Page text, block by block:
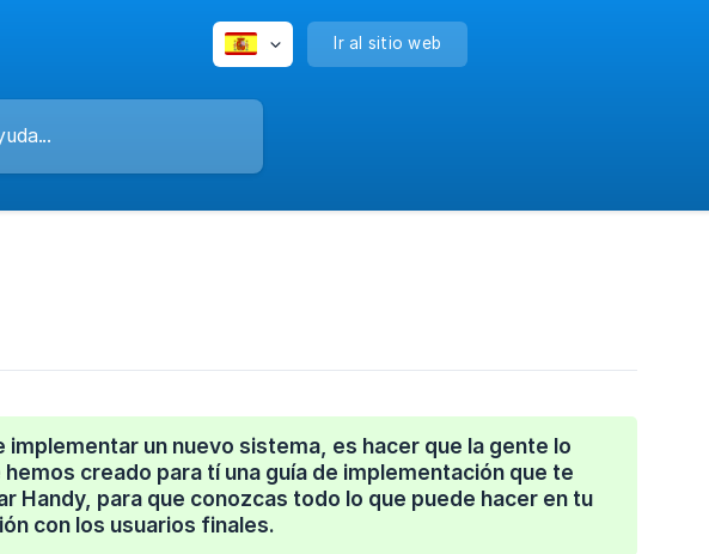
Ir al sitio web
un nuevo sistema, es hacer que la gente lo
creado para tí una guía de implementación que te
Handy, para que conozcas todo lo que puede hacer en tu
con los usuarios finales.